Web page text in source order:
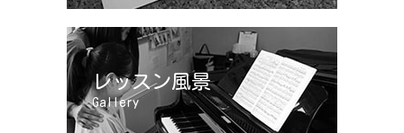
レッスン風景
Gallery